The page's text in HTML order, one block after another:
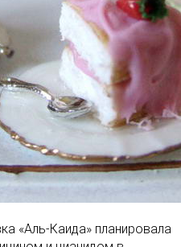
«Аль-Каида» планировала